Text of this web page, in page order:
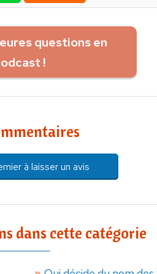
questions en
!
à laisser un avis
dans cette catégorie